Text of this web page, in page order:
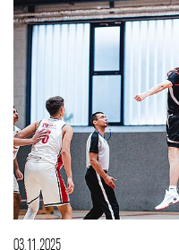
03.11.2025